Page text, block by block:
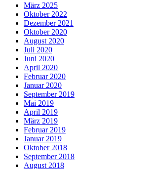
März 2025
Oktober 2022
Dezember 2021
Oktober 2020
August 2020
Juli 2020
Juni 2020
April 2020
Februar 2020
Januar 2020
September 2019
Mai 2019
April 2019
März 2019
Februar 2019
Januar 2019
Oktober 2018
September 2018
August 2018